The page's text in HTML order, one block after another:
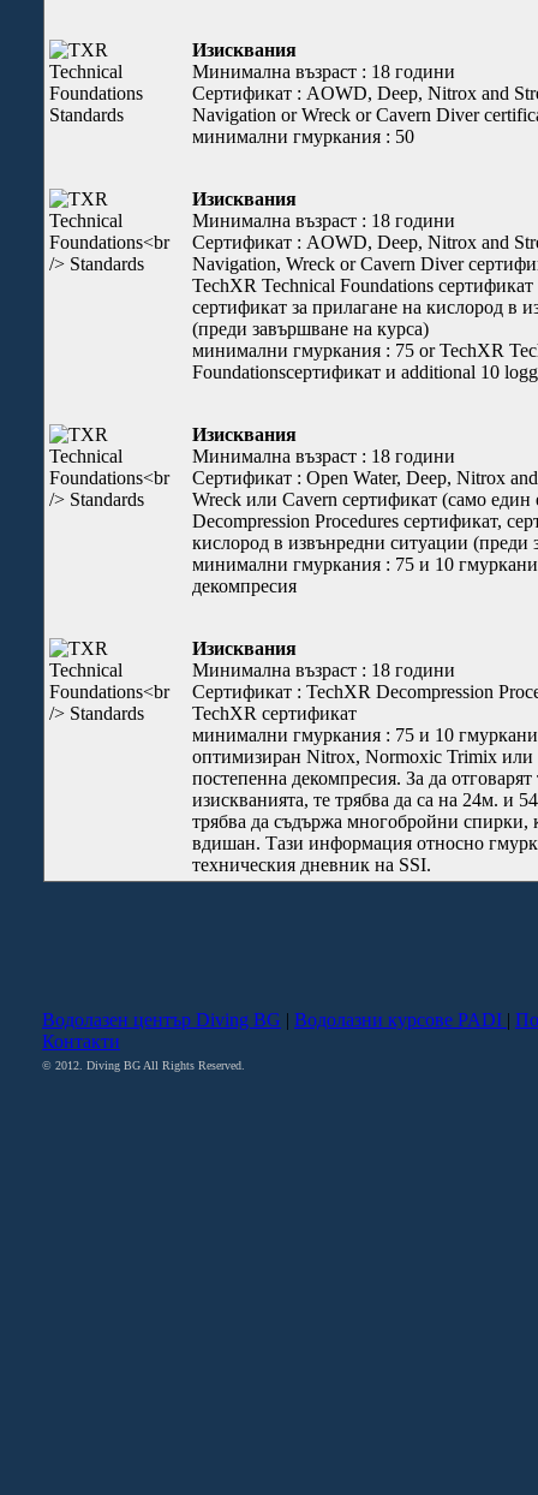
Изисквания
Минимална възраст : 18 години
Сертификат : AOWD, Deep, Nitrox and
Navigation or Wreck or Cavern Diver
минимални гмуркания : 50
Изисквания
Минимална възраст : 18 години
Сертификат : AOWD, Deep, Nitrox and
Navigation, Wreck or Cavern Diver
TechXR Technical Foundations
сертификат за прилагане на кислород в
(преди завършване на курса)
минимални гмуркания : 75 or TechXR
Foundationsсертификат и additional 10
Изисквания
Минимална възраст : 18 години
Сертификат : Open Water, Deep, Nitrox
Wreck или Cavern сертификат (само
Decompression Procedures сертификат,
кислород в извънредни ситуации (преди
минимални гмуркания : 75 и 10
декомпресия
Изисквания
Минимална възраст : 18 години
Сертификат : TechXR Decompression
TechXR сертификат
минимални гмуркания : 75 и 10
оптимизиран Nitrox, Normoxic Trimix или
постепенна декомпресия. За да
изискванията, те трябва да са на 24м. и
трябва да съдържа многобройни спирки,
вдишан. Тази информация относно
техническия дневник на SSI.
Водолазен център Diving BG | Водолазни курсове PADI |
Контакти
© 2012. Diving BG All Rights Reserved.